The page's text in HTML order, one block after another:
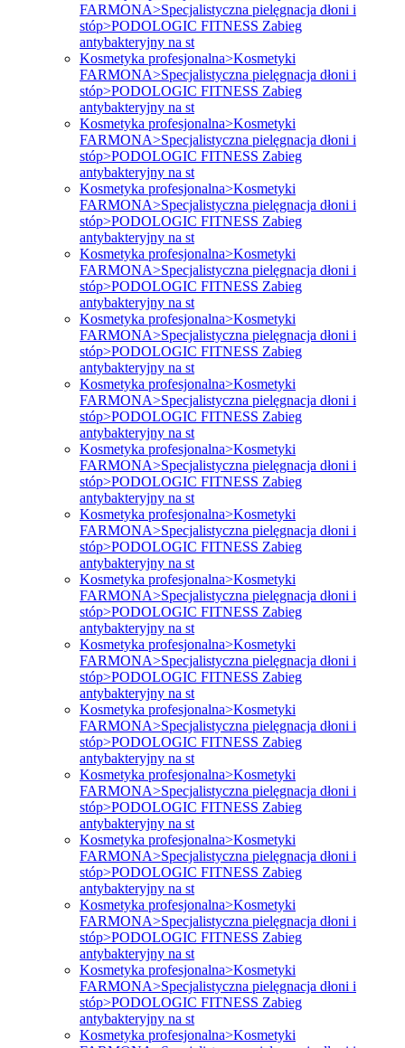
FARMONA>Specjalistyczna pielęgnacja dłoni i
stóp>PODOLOGIC FITNESS Zabieg
antybakteryjny na st
Kosmetyka profesjonalna>Kosmetyki
FARMONA>Specjalistyczna pielęgnacja dłoni i
stóp>PODOLOGIC FITNESS Zabieg
antybakteryjny na st
Kosmetyka profesjonalna>Kosmetyki
FARMONA>Specjalistyczna pielęgnacja dłoni i
stóp>PODOLOGIC FITNESS Zabieg
antybakteryjny na st
Kosmetyka profesjonalna>Kosmetyki
FARMONA>Specjalistyczna pielęgnacja dłoni i
stóp>PODOLOGIC FITNESS Zabieg
antybakteryjny na st
Kosmetyka profesjonalna>Kosmetyki
FARMONA>Specjalistyczna pielęgnacja dłoni i
stóp>PODOLOGIC FITNESS Zabieg
antybakteryjny na st
Kosmetyka profesjonalna>Kosmetyki
FARMONA>Specjalistyczna pielęgnacja dłoni i
stóp>PODOLOGIC FITNESS Zabieg
antybakteryjny na st
Kosmetyka profesjonalna>Kosmetyki
FARMONA>Specjalistyczna pielęgnacja dłoni i
stóp>PODOLOGIC FITNESS Zabieg
antybakteryjny na st
Kosmetyka profesjonalna>Kosmetyki
FARMONA>Specjalistyczna pielęgnacja dłoni i
stóp>PODOLOGIC FITNESS Zabieg
antybakteryjny na st
Kosmetyka profesjonalna>Kosmetyki
FARMONA>Specjalistyczna pielęgnacja dłoni i
stóp>PODOLOGIC FITNESS Zabieg
antybakteryjny na st
Kosmetyka profesjonalna>Kosmetyki
FARMONA>Specjalistyczna pielęgnacja dłoni i
stóp>PODOLOGIC FITNESS Zabieg
antybakteryjny na st
Kosmetyka profesjonalna>Kosmetyki
FARMONA>Specjalistyczna pielęgnacja dłoni i
stóp>PODOLOGIC FITNESS Zabieg
antybakteryjny na st
Kosmetyka profesjonalna>Kosmetyki
FARMONA>Specjalistyczna pielęgnacja dłoni i
stóp>PODOLOGIC FITNESS Zabieg
antybakteryjny na st
Kosmetyka profesjonalna>Kosmetyki
FARMONA>Specjalistyczna pielęgnacja dłoni i
stóp>PODOLOGIC FITNESS Zabieg
antybakteryjny na st
Kosmetyka profesjonalna>Kosmetyki
FARMONA>Specjalistyczna pielęgnacja dłoni i
stóp>PODOLOGIC FITNESS Zabieg
antybakteryjny na st
Kosmetyka profesjonalna>Kosmetyki
FARMONA>Specjalistyczna pielęgnacja dłoni i
stóp>PODOLOGIC FITNESS Zabieg
antybakteryjny na st
Kosmetyka profesjonalna>Kosmetyki
FARMONA>Specjalistyczna pielęgnacja dłoni i
stóp>PODOLOGIC FITNESS Zabieg
antybakteryjny na st
Kosmetyka profesjonalna>Kosmetyki